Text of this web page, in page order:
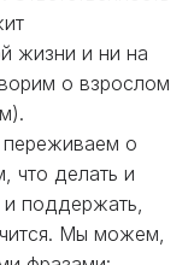
жизни и ни на
о взрослом
о
что делать и
и поддержать,
Мы можем,